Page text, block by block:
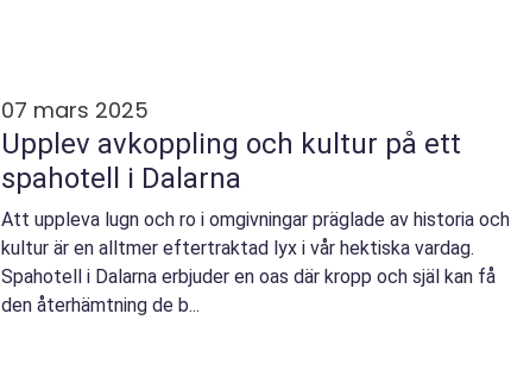
07 mars 2025
Upplev avkoppling och kultur på ett
spahotell i Dalarna
Att uppleva lugn och ro i omgivningar präglade av historia och
kultur är en alltmer eftertraktad lyx i vår hektiska vardag.
Spahotell i Dalarna erbjuder en oas där kropp och själ kan få
den återhämtning de b...